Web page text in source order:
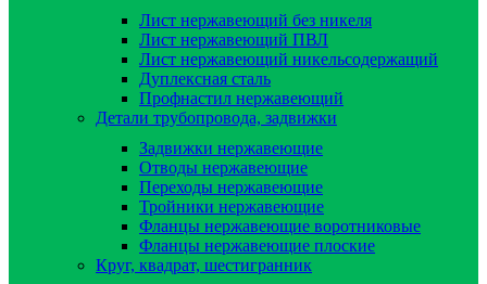
Лист нержавеющий без никеля
Лист нержавеющий ПВЛ
Лист нержавеющий никельсодержащий
Дуплексная сталь
Профнастил нержавеющий
Детали трубопровода, задвижки
Задвижки нержавеющие
Отводы нержавеющие
Переходы нержавеющие
Тройники нержавеющие
Фланцы нержавеющие воротниковые
Фланцы нержавеющие плоские
Круг, квадрат, шестигранник